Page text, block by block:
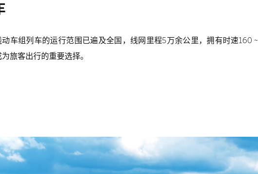
车组列车的运行范围已遍及全国，线网里程5万余公里，拥有时速160 ~
旅客出行的重要选择。